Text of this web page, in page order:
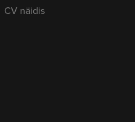
CV näidis